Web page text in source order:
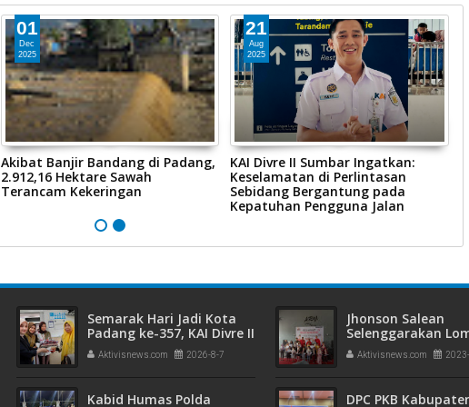
01
Dec
2025
Akibat Banjir Bandang di Padang,
2.912,16 Hektare Sawah
Terancam Kekeringan
21
Aug
2025
KAI Divre II Sumbar Ingatkan:
Keselamatan di Perlintasan
Sebidang Bergantung pada
Kepatuhan Pengguna Jalan
Semarak Hari Jadi Kota
Padang ke-357, KAI Divre II
Sumbar Sapa Pelanggan
dengan Berbagi Apresiasi
Aktivisnews.com 2026-8-7
Kabid Humas Polda
Jhonson Salean
Selenggarakan
Mewarnai,
Ibu Ke-95
Aktivisnews.com
DPC PKB